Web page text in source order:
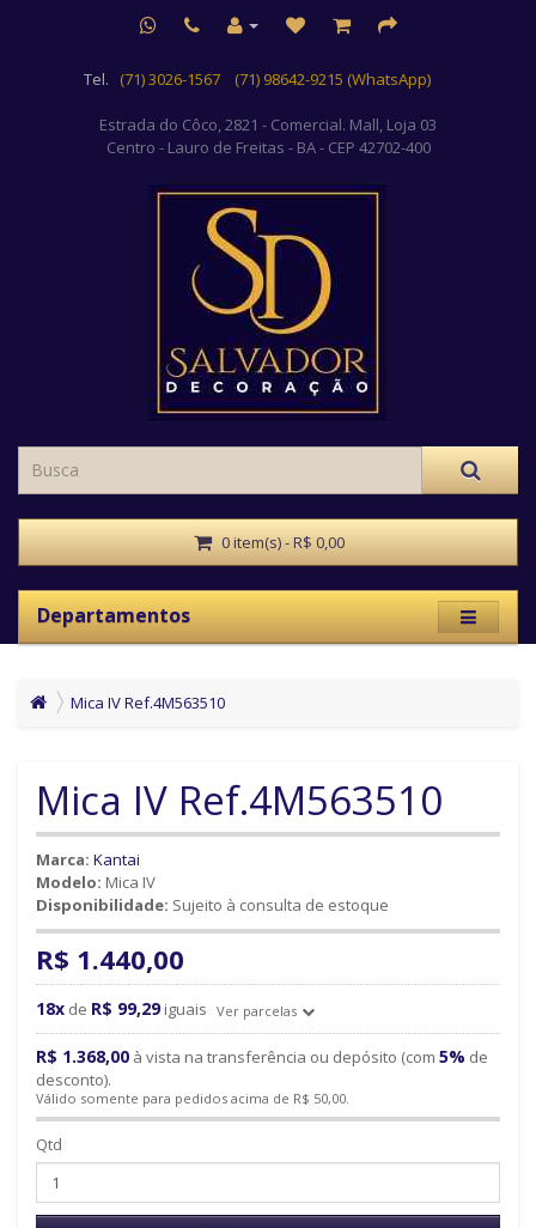
Tel. (71) 3026-1567 (71) 98642-9215 (WhatsApp)
Estrada do Côco, 2821 - Comercial. Mall, Loja 03
Centro - Lauro de Freitas - BA - CEP 42702-400
0 item(s) - R$ 0,00
Departamentos
Mica IV Ref.4M563510
Mica IV Ref.4M563510
Marca: Kantai
Modelo: Mica IV
Disponibilidade: Sujeito à consulta de estoque
R$ 1.440,00
18x de R$ 99,29 iguais Ver parcelas
R$ 1.368,00 à vista na transferência ou depósito (com 5% de
desconto).
Válido somente para pedidos acima de R$ 50,00.
Qtd